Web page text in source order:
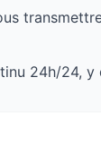
24h/24,